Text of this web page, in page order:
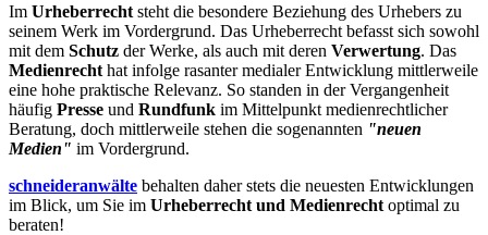
Im Urheberrecht steht die besondere Beziehung des Urhebers zu
seinem Werk im Vordergrund. Das Urheberrecht befasst sich sowohl
mit dem Schutz der Werke, als auch mit deren Verwertung. Das
Medienrecht hat infolge rasanter medialer Entwicklung mittlerweile
eine hohe praktische Relevanz. So standen in der Vergangenheit
häufig Presse und Rundfunk im Mittelpunkt medienrechtlicher
Beratung, doch mittlerweile stehen die sogenannten "neuen
Medien" im Vordergrund.
schneideranwälte behalten daher stets die neuesten Entwicklungen
im Blick, um Sie im Urheberrecht und Medienrecht optimal zu
beraten!